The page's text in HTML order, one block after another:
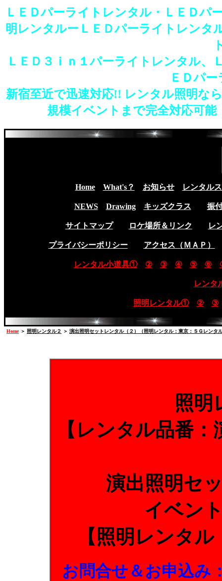
ＬＥＤパーライトレンタル・ＬＥＤパ
明レンタルーＬＥＤパーライトレンタ
ＬＥＤ３ｉｎ１パーライトレンタル、
ＥＤパ
新宿至近で迅速対応!! レンタル照明な
規模イベントまで完全対応可
Home What's？ お知らせ レンタル
NEWS Drawing キッズクラス 振
サイトマップ ロケ場所＆リンク レ
プライバシーポリシー アクセス（ＭＡＰ）
レンタル小道具① ② ③ ④ ⑤ ⑥
レンタ
照明レンタル① ② ③
Home＞ 照明レンタル２ ＞ 演出照明セットレンタル（２）（照明レンタル：東京：ＳＧレンタ
照明
【レンタル品番
演出照明セ
イベン
【照明レンタ
お問合せ＆お申込み